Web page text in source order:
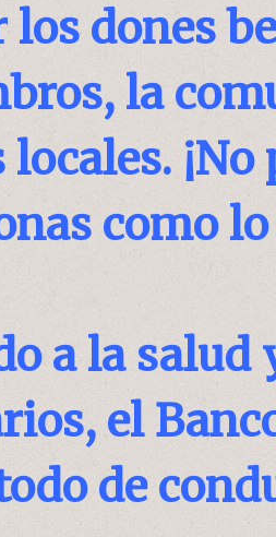
los dones
la
locales.
como
a la salud
el
de